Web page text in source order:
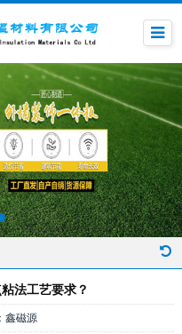
法工艺要求？
鑫磁源